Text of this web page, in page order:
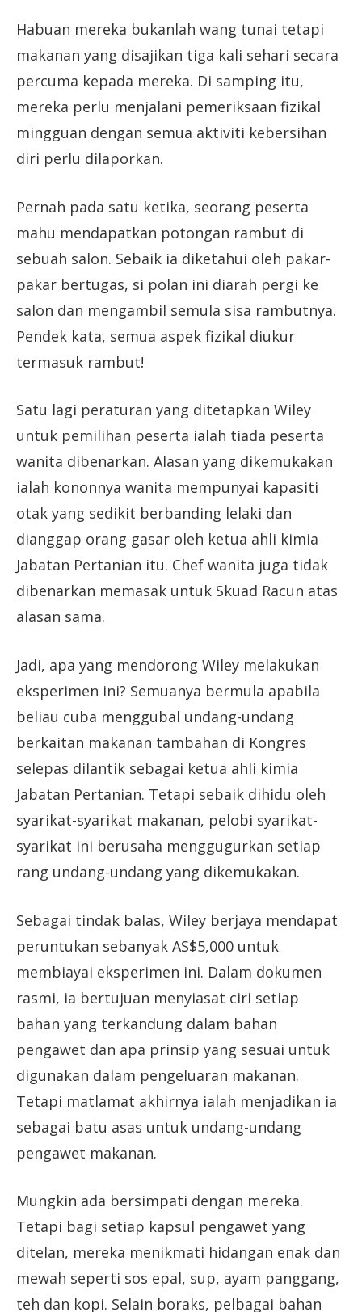
Habuan mereka bukanlah wang tunai tetapi
makanan yang disajikan tiga kali sehari secara
percuma kepada mereka. Di samping itu,
mereka perlu menjalani pemeriksaan fizikal
mingguan dengan semua aktiviti kebersihan
diri perlu dilaporkan.
Pernah pada satu ketika, seorang peserta
mahu mendapatkan potongan rambut di
sebuah salon. Sebaik ia diketahui oleh pakar-
pakar bertugas, si polan ini diarah pergi ke
salon dan mengambil semula sisa rambutnya.
Pendek kata, semua aspek fizikal diukur
termasuk rambut!
Satu lagi peraturan yang ditetapkan Wiley
untuk pemilihan peserta ialah tiada peserta
wanita dibenarkan. Alasan yang dikemukakan
ialah kononnya wanita mempunyai kapasiti
otak yang sedikit berbanding lelaki dan
dianggap orang gasar oleh ketua ahli kimia
Jabatan Pertanian itu. Chef wanita juga tidak
dibenarkan memasak untuk Skuad Racun atas
alasan sama.
Jadi, apa yang mendorong Wiley melakukan
eksperimen ini? Semuanya bermula apabila
beliau cuba menggubal undang-undang
berkaitan makanan tambahan di Kongres
selepas dilantik sebagai ketua ahli kimia
Jabatan Pertanian. Tetapi sebaik dihidu oleh
syarikat-syarikat makanan, pelobi syarikat-
syarikat ini berusaha menggugurkan setiap
rang undang-undang yang dikemukakan.
Sebagai tindak balas, Wiley berjaya mendapat
peruntukan sebanyak AS$5,000 untuk
membiayai eksperimen ini. Dalam dokumen
rasmi, ia bertujuan menyiasat ciri setiap
bahan yang terkandung dalam bahan
pengawet dan apa prinsip yang sesuai untuk
digunakan dalam pengeluaran makanan.
Tetapi matlamat akhirnya ialah menjadikan ia
sebagai batu asas untuk undang-undang
pengawet makanan.
Mungkin ada bersimpati dengan mereka.
Tetapi bagi setiap kapsul pengawet yang
ditelan, mereka menikmati hidangan enak dan
mewah seperti sos epal, sup, ayam panggang,
teh dan kopi. Selain boraks, pelbagai bahan